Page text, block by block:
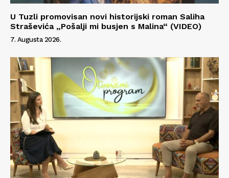
Info
O nama
Kontakt
Impressum
U Tuzli promovisan novi historijski roman Saliha
Straševića „Pošalji mi busjen s Malina“ (VIDEO)
7. Augusta 2026.